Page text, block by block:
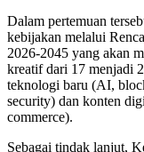
Dalam pertemuan
kebijakan melalui
2026-2045 yang akan
kreatif dari 17 menjadi
teknologi baru (AI,
security) dan konten
commerce).
Sebagai tindak lanjut,